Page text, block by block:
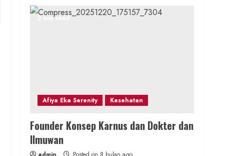
2 min read
Afiya Eka Serenity Kesehatan
Founder Konsep Karnus dan Dokter dan
Ilmuwan